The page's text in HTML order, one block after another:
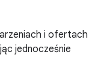
i ofertach
jednocześnie